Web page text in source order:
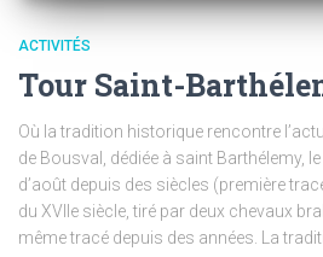
ACTIVITÉS
Tour Saint-
Où la tradition historique rencontre
de Bousval, dédiée à saint Barthélemy,
d’août depuis des siècles (première
du XVIIe siècle, tiré par deux chevaux
même tracé depuis des années. La